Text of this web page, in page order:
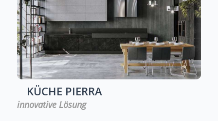
KÜCHE PIERRA
innovative Lösung